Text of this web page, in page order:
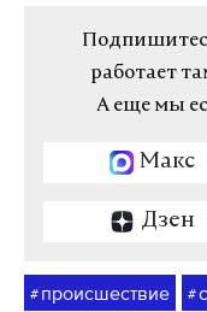
работает
А еще мы
Макс
Дзен
# происшествие #